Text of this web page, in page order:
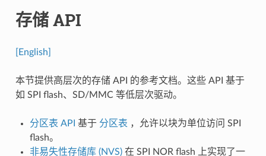
存储 API
[English]
本节提供高层次的存储 API 的参考文档。这些 API 基于
如 SPI flash、SD/MMC 等低层次驱动。
分区表 API 基于 分区表 ，允许以块为单位访问 SPI
flash。
非易失性存储库 (NVS)在 SPI NOR flash 上实现了一